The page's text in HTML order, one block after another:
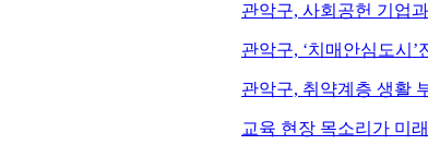
관악구, 사회공헌 기업
관악구, ‘치매안심도시
관악구, 취약계층 생활
교육 현장 목소리가 미